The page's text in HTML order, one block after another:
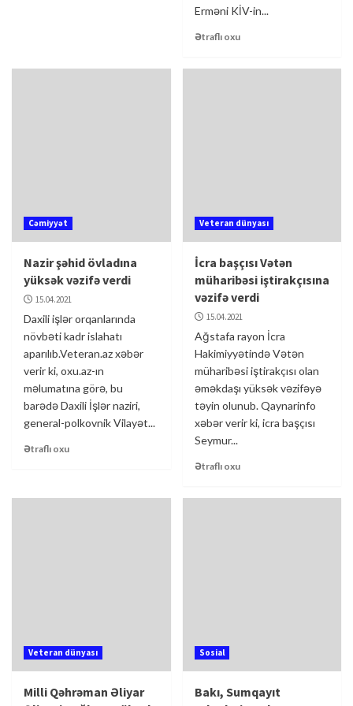
Erməni KİV-in...
Ətraflı oxu
Cəmiyyət
Nazir şəhid övladına
yüksək vəzifə verdi
15.04.2021
Daxili işlər orqanlarında
növbəti kadr islahatı
aparılıb.Veteran.az xəbər
verir ki, oxu.az-ın
məlumatına görə, bu
barədə Daxili İşlər naziri,
general-polkovnik Vilayət...
Ətraflı oxu
Veteran dünyası
İcra başçısı Vətən
müharibəsi iştirakçısına
vəzifə verdi
15.04.2021
Ağstafa rayon İcra
Hakimiyyətində Vətən
müharibəsi iştirakçısı olan
əməkdaşı yüksək vəzifəyə
təyin olunub. Qaynarinfo
xəbər verir ki, icra başçısı
Seymur...
Ətraflı oxu
Veteran dünyası
Milli Qəhrəman Əliyar
Sosial
Bakı, Sumqayıt